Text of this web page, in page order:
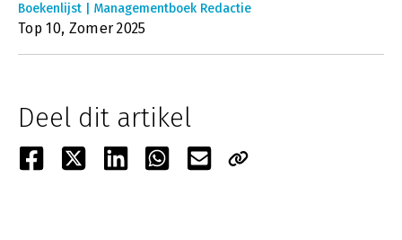
Boekenlijst | Managementboek Redactie
Top 10, Zomer 2025
Deel dit artikel